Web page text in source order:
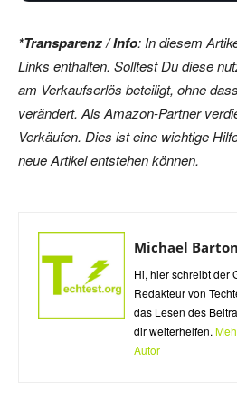
*Transparenz / Info: In diesem
Links enthalten. Solltest Du diese
am Verkaufserlös beteiligt, ohne
verändert. Als Amazon-Partner
Verkäufen. Dies ist eine wichtige
neue Artikel entstehen können.
Michael Barton
Hi, hier schreibt der
Redakteur von
das Lesen des
dir weiterhelfen.
Autor